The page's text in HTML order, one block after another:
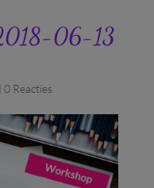
2018-06-13
| 0 Reacties